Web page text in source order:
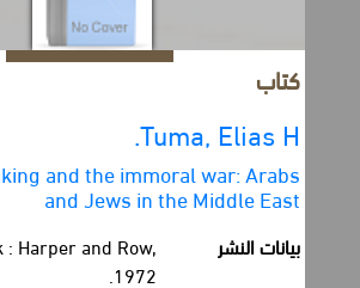
Tuma, Elias H.
and the immoral war: Arabs
and Jews in the Middle East
بيانات النشر
York : Harper and Row,